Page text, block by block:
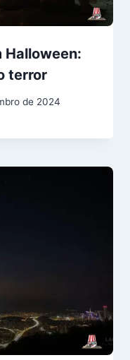
Halloween:
terror
de 2024